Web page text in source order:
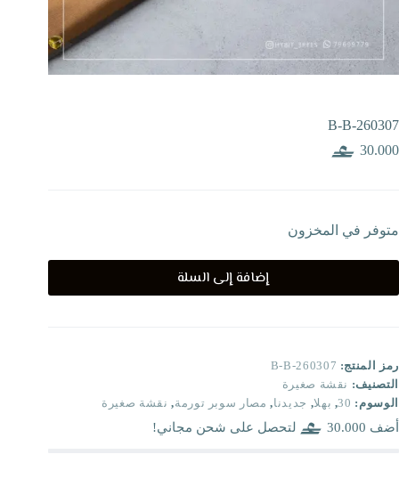
B-B-260307
30.000
متوفر في المخزون
إضافة إلى السلة
رمز المنتج: B-B-260307
التصنيف: نقشة صغيرة
الوسوم: 30
, بهلا, جديدنا, مصار سوبر تورمة, نقشة صغيرة
أضف 30.000 لتحصل على شحن مجاني!